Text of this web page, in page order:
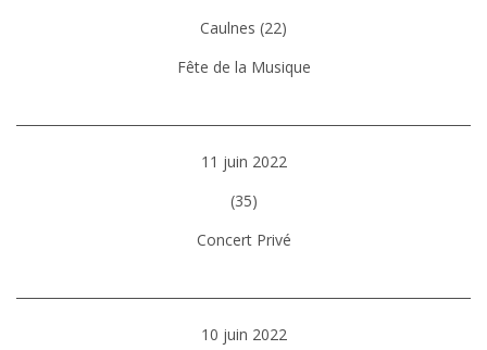
Caulnes (22)
Fête de la Musique
11 juin 2022
(35)
Concert Privé
10 juin 2022